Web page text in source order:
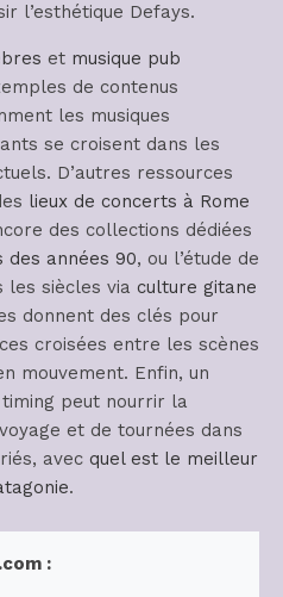
l’esthétique Defays.
et musique pub
de contenus
les musiques
se croisent dans les
D’autres ressources
lieux de concerts à Rome
des collections dédiées
des années 90, ou l’étude de
siècles via culture gitane
donnent des clés pour
croisées entre les scènes
mouvement. Enfin, un
peut nourrir la
et de tournées dans
avec quel est le meilleur
.
: